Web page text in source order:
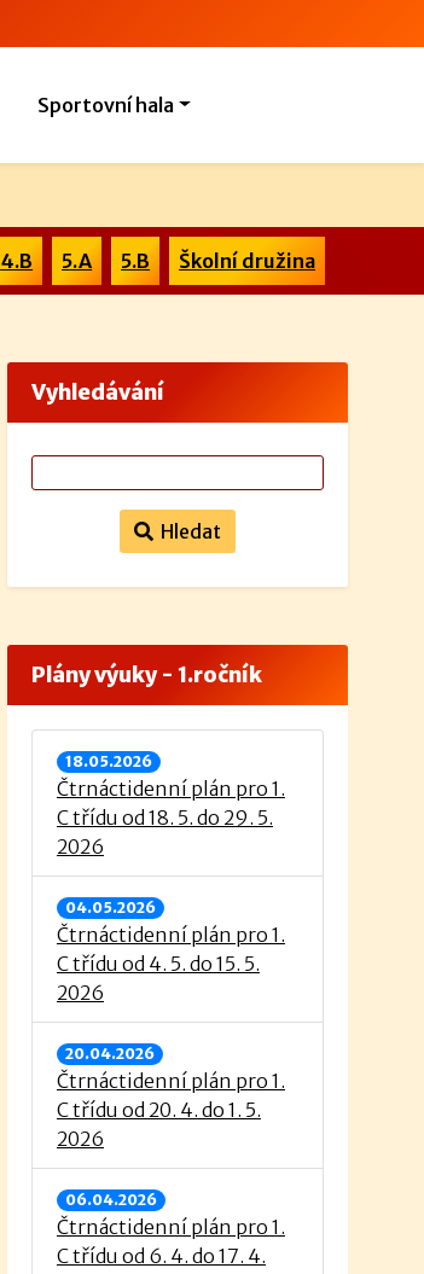
Sportovní hala
4.B 5.A 5.B Školní družina
Vyhledávání
Hledat
Plány výuky - 1.ročník
18.05.2026
Čtrnáctidenní plán pro 1.
C třídu od 18. 5. do 29. 5.
2026
04.05.2026
Čtrnáctidenní plán pro 1.
C třídu od 4. 5. do 15. 5.
2026
20.04.2026
Čtrnáctidenní plán pro 1.
C třídu od 20. 4. do 1. 5.
2026
06.04.2026
Čtrnáctidenní plán pro 1.
C třídu od 6. 4. do 17. 4.